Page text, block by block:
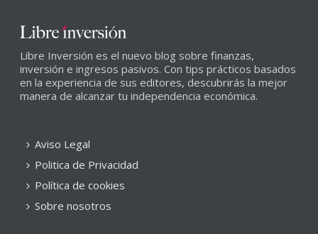
Libre Inversión es el nuevo blog sobre finanzas,
inversión e ingresos pasivos. Con tips prácticos basados
en la experiencia de sus editores, descubrirás la mejor
manera de alcanzar tu independencia económica.
Aviso Legal
Politica de Privacidad
Política de cookies
Sobre nosotros